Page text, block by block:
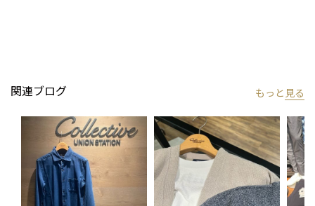
り、ささやかな高揚感を感じていただけるような”おしゃれ着”を
お届けします。
※屋外での撮影画像は光の加減で、実際の商品より明るく見える
場合が御座います。商品の色味は生地アップ・スタジオ撮影の画
像をご参考下さい。
※画像の商品はサンプルとなりますので実際の商品と仕様、加
関連ブログ もっと 見る